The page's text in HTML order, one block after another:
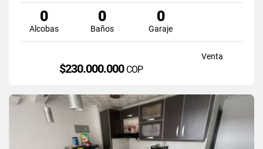
0
Alcobas
0
Baños
0
Garaje
Venta
$230.000.000 COP